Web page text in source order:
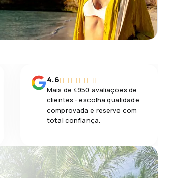
4.6
Mais de 4950 avaliações de
clientes - escolha qualidade
comprovada e reserve com
total confiança.